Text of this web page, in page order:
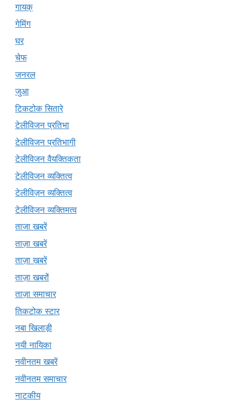
गायक्
गेमिंग
घर
चेफ
जनरल
जुआ
टिकटोक सितारे
टेलीविजन प्रतिभा
टेलीविजन प्रतिभागी
टेलीविजन वैयक्तिकता
टेलीविजन व्यक्तित्व
टेलीविज़न व्यक्तित्व
टेलीविजन व्यक्तिमत्व
ताजा खबरें
ताज़ा खबरें
ताज़ा ख़बरें
ताज़ा खबरों
ताज़ा समाचार
तिकटोक स्टार
नबा खिलाड़ी
नयी नायिका
नवीनतम खबरें
नवीनतम समाचार
नाटकीय